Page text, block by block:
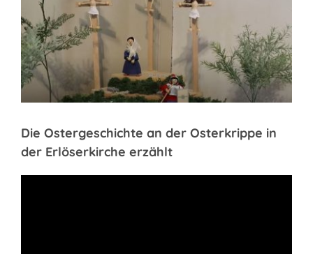
Bild
Die Ostergeschichte an der Osterkrippe in
der Erlöserkirche erzählt